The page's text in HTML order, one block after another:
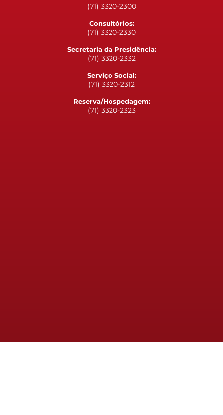
(71) 3320-2300
Consultórios:
(71) 3320-2330
Secretaria da Presidência:
(71) 3320-2332
Serviço Social:
(71) 3320-2312
Reserva/Hospedagem:
(71) 3320-2323